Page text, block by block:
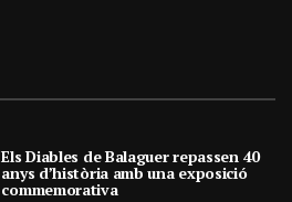
Els Diables de Balaguer repassen 40
anys d’història amb una exposició
commemorativa